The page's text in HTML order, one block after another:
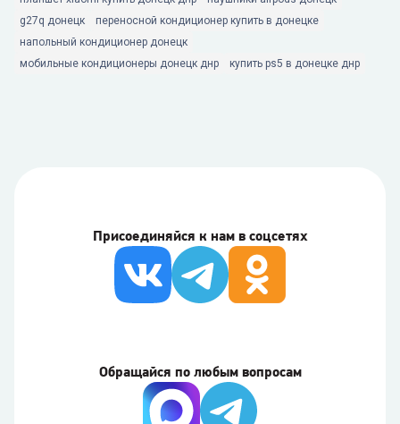
g27q донецк
переносной кондиционер купить в донецке
напольный кондиционер донецк
мобильные кондиционеры донецк днр
купить ps5 в донецке днр
Присоединяйся к нам в соцсетях
Обращайся по любым вопросам